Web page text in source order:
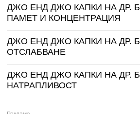
ДЖО ЕНД ДЖО КАПКИ НА ДР.
ПАМЕТ И КОНЦЕНТРАЦИЯ
ДЖО ЕНД ДЖО КАПКИ НА ДР.
ОТСЛАБВАНЕ
ДЖО ЕНД ДЖО КАПКИ НА ДР.
НАТРАПЛИВОСТ